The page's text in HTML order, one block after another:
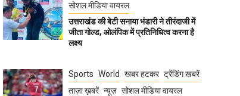
सोशल मीडिया वायरल
उत्तराखंड की बेटी सनाया भंडारी ने तीरंदाजी में
जीता गोल्ड, ओलंपिक में प्रतिनिधित्व करना है
लक्ष्य
Sports World खबर हटकर ट्रेंडिंग खबरें
ताज़ा ख़बरें न्यूज़ सोशल मीडिया वायरल